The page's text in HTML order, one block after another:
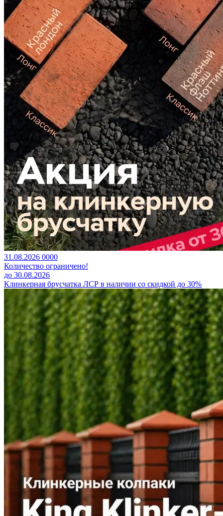
31.08.2026 0000
Количество ограничено!
до 30.08.2026
Клинкерная брусчатка ЛСР в наличии со скидкой до 30%